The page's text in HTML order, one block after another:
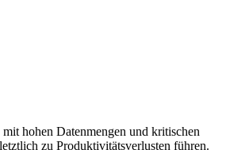
hohen Datenmengen und kritischen
zu Produktivitätsverlusten führen.